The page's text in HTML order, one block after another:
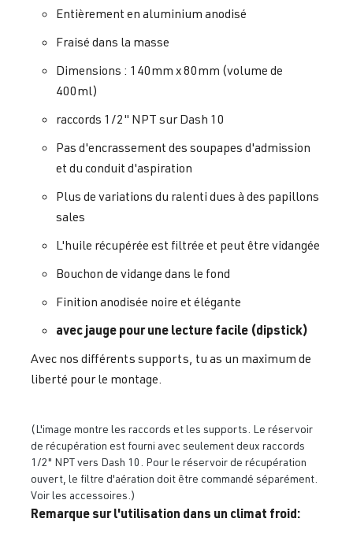
Entièrement en aluminium anodisé
Fraisé dans la masse
Dimensions : 140mm x 80mm (volume de
400ml)
raccords 1/2" NPT sur Dash 10
Pas d'encrassement des soupapes d'admission
et du conduit d'aspiration
Plus de variations du ralenti dues à des papillons
sales
L'huile récupérée est filtrée et peut être vidangée
Bouchon de vidange dans le fond
Finition anodisée noire et élégante
avec jauge pour une lecture facile (dipstick)
Avec nos différents supports, tu as un maximum de
liberté pour le montage.
(L'image montre les raccords et les supports. Le réservoir
de récupération est fourni avec seulement deux raccords
1/2" NPT vers Dash 10. Pour le réservoir de récupération
ouvert, le filtre d'aération doit être commandé séparément.
Voir les accessoires.)
Remarque sur l'utilisation dans un climat froid: